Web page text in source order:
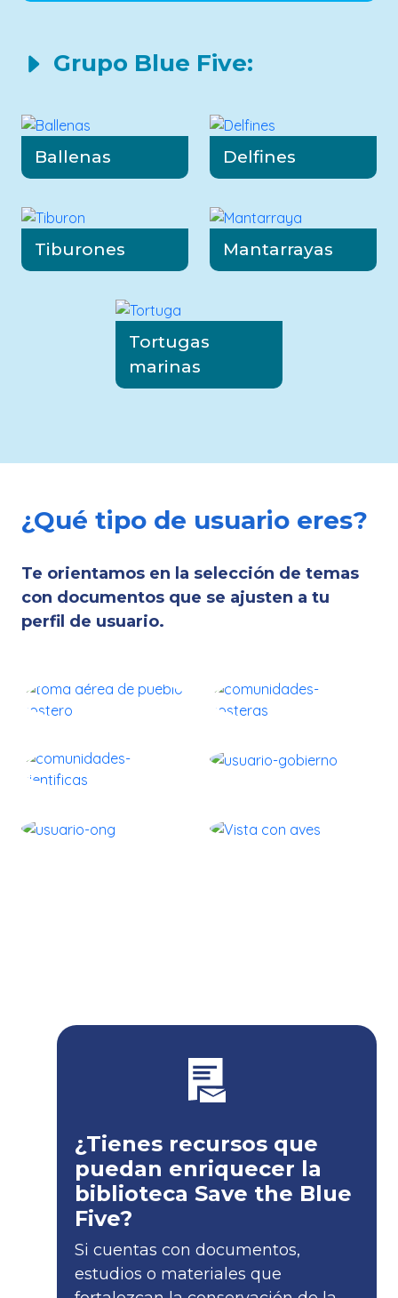
Ballenas Delfines
Tiburones Mantarrayas
Tortugas
marinas
Te orientamos en la selección de temas
con documentos que se ajusten a tu
perfil de usuario.
¿Tienes recursos que
puedan enriquecer la
biblioteca Save the Blue
Five?
Si cuentas con documentos,
estudios o materiales que
fortalezcan la conservación de la
megafauna marina, envíalos al